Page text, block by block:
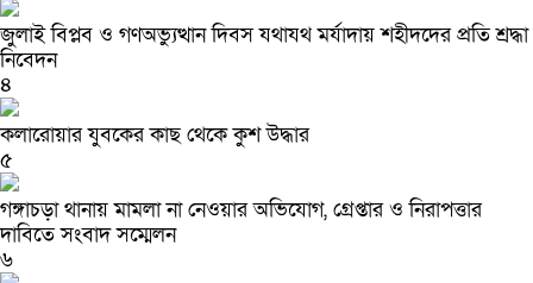
জুলাই বিপ্লব ও গণঅভ্যুত্থান দিবস যথাযথ মর্যাদায় শহীদদের প্রতি শ্রদ্ধা
নিবেদন
৪
কলারোয়ার যুবকের কাছ থেকে কুশ উদ্ধার
৫
গঙ্গাচড়া থানায় মামলা না নেওয়ার অভিযোগ, গ্রেপ্তার ও নিরাপত্তার
দাবিতে সংবাদ সম্মেলন
৬